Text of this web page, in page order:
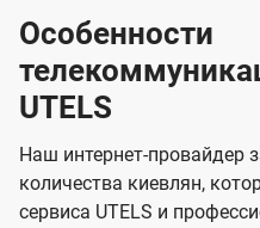
Особенности
UTELS
Наш интернет-провайдер
количества киевлян,
сервиса UTELS и